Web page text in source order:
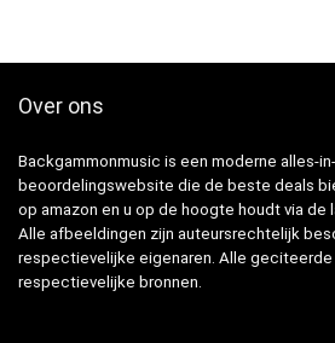
Over ons
Backgammonmusic is een moderne alles-
beoordelingswebsite die de beste deals
op amazon en u op de hoogte houdt via
Alle afbeeldingen zijn auteursrechtelijk
respectievelijke eigenaren. Alle geciteerde
respectievelijke bronnen.